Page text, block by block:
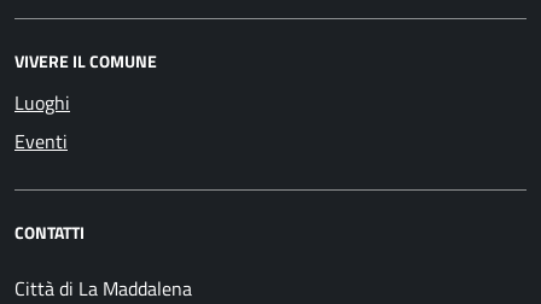
VIVERE IL COMUNE
Luoghi
Eventi
CONTATTI
Città di La Maddalena